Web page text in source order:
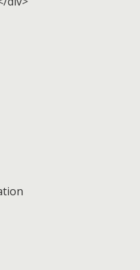
progression across